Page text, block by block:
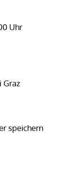
Uhr
Graz
speichern